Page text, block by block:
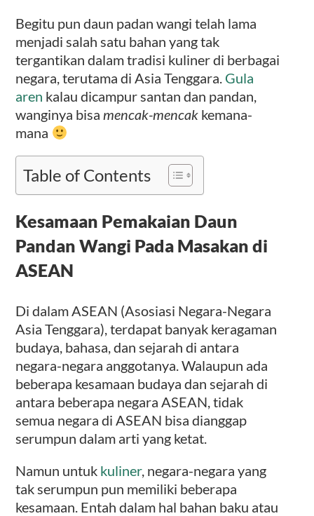
Begitu pun daun padan wangi telah lama
menjadi salah satu bahan yang tak
tergantikan dalam tradisi kuliner di berbagai
negara, terutama di Asia Tenggara. Gula
aren kalau dicampur santan dan pandan,
wanginya bisa mencak-mencak kemana-
mana
Table of Contents
Kesamaan Pemakaian Daun
Pandan Wangi Pada Masakan di
ASEAN
Di dalam ASEAN (Asosiasi Negara-Negara
Asia Tenggara), terdapat banyak keragaman
budaya, bahasa, dan sejarah di antara
negara-negara anggotanya. Walaupun ada
beberapa kesamaan budaya dan sejarah di
antara beberapa negara ASEAN, tidak
semua negara di ASEAN bisa dianggap
serumpun dalam arti yang ketat.
Namun untuk kuliner, negara-negara yang
tak serumpun pun memiliki beberapa
kesamaan. Entah dalam hal bahan baku atau